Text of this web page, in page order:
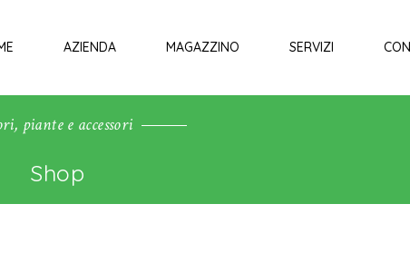
AZIENDA MAGAZZINO SERVIZI
piante e accessori
Shop